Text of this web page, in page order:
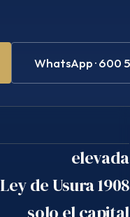
WhatsApp · 600
elevada
Ley de Usura 1908